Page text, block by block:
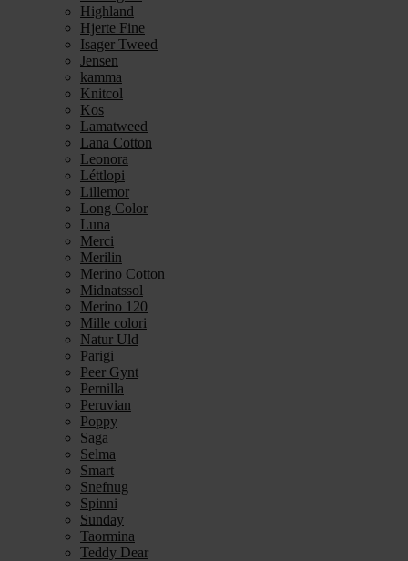
Highland
Hjerte Fine
Isager Tweed
Jensen
kamma
Knitcol
Kos
Lamatweed
Lana Cotton
Leonora
Léttlopi
Lillemor
Long Color
Luna
Merci
Merilin
Merino Cotton
Midnatssol
Merino 120
Mille colori
Natur Uld
Parigi
Peer Gynt
Pernilla
Peruvian
Poppy
Saga
Selma
Smart
Snefnug
Spinni
Sunday
Taormina
Teddy Dear